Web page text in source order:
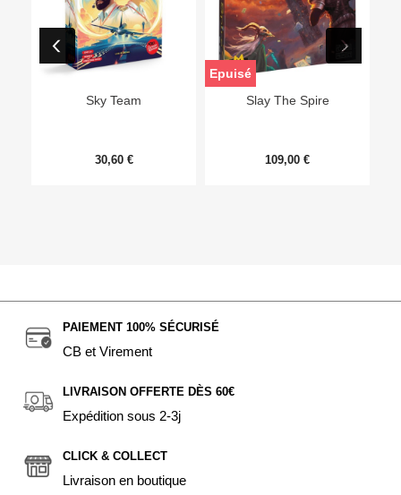
Sky Team
30,60 €
Slay The Spire
109,00 €
Epuisé
PAIEMENT 100% SÉCURISÉ
CB et Virement
LIVRAISON OFFERTE DÈS 60€
Expédition sous 2-3j
CLICK & COLLECT
Livraison en boutique